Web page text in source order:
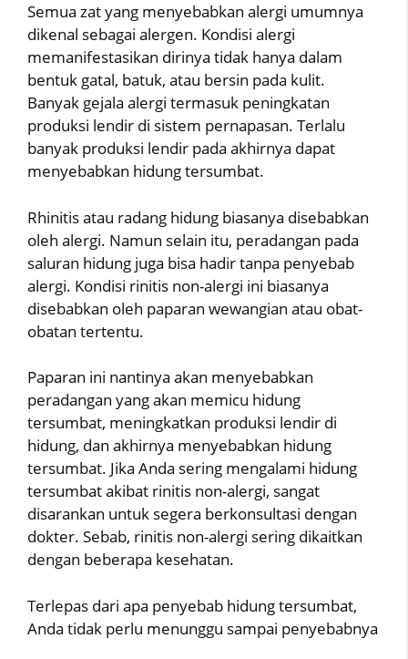
Semua zat yang menyebabkan alergi umumnya
dikenal sebagai alergen. Kondisi alergi
memanifestasikan dirinya tidak hanya dalam
bentuk gatal, batuk, atau bersin pada kulit.
Banyak gejala alergi termasuk peningkatan
produksi lendir di sistem pernapasan. Terlalu
banyak produksi lendir pada akhirnya dapat
menyebabkan hidung tersumbat.
Rhinitis atau radang hidung biasanya disebabkan
oleh alergi. Namun selain itu, peradangan pada
saluran hidung juga bisa hadir tanpa penyebab
alergi. Kondisi rinitis non-alergi ini biasanya
disebabkan oleh paparan wewangian atau obat-
obatan tertentu.
Paparan ini nantinya akan menyebabkan
peradangan yang akan memicu hidung
tersumbat, meningkatkan produksi lendir di
hidung, dan akhirnya menyebabkan hidung
tersumbat. Jika Anda sering mengalami hidung
tersumbat akibat rinitis non-alergi, sangat
disarankan untuk segera berkonsultasi dengan
dokter. Sebab, rinitis non-alergi sering dikaitkan
dengan beberapa kesehatan.
Terlepas dari apa penyebab hidung tersumbat,
Anda tidak perlu menunggu sampai penyebabnya